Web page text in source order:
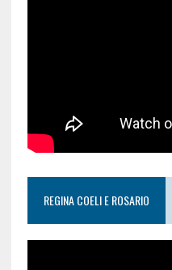
REGINA COELI E ROSARIO